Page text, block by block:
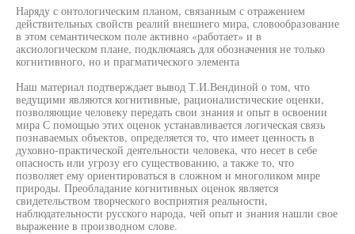
Наряду с онтологическим планом, связанным с отражением
действительных свойств реалий внешнего мира, словообразование
в этом семантическом поле активно «работает» и в
аксиологическом плане, подключаясь для обозначения не только
когнитивного, но и прагматического элемента
Наш материал подтверждает вывод Т.И.Вендиной о том, что
ведущими являются когнитивные, рационалистические оценки,
позволяющие человеку передать свои знания и опыт в освоении
мира С помощью этих оценок устанавливается логическая связь
познаваемых объектов, определяется то, что имеет ценность в
духовно-практической деятельности человека, что несет в себе
опасность или угрозу его существованию, а также то, что
позволяет ему ориентироваться в сложном и многоликом мире
природы. Преобладание когнитивных оценок является
свидетельством творческого восприятия реальности,
наблюдательности русского народа, чей опыт и знания нашли свое
выражение в производном слове.